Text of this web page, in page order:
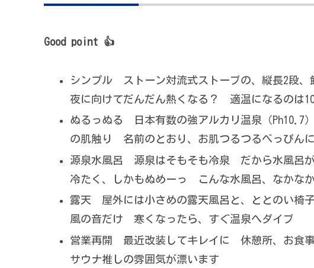
Good point 👍
シンプル ストーン対流式ストーブの、縦長2段
夜に向けてだんだん熱くなる？ 適温になるのは
ぬるっぬる 日本有数の強アルカリ温泉（Ph10.7
の肌触り 名前のとおり、お肌つるつるべっぴんに
源泉水風呂 源泉はそもそも冷泉 だから水風呂
冷たく、しかもぬめーっ こんな水風呂、なかな
露天 屋外には小さめの露天風呂と、ととのい椅
風の音だけ 寒くなったら、すぐ温泉へダイブ
営業再開 最近改装してキレイに 休憩所、お食
サウナ推しの雰囲気が漂います